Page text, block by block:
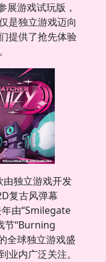
展游戏试玩版，
是独立游戏迈向
提供了抢先体验
由独立游戏开发
复古风弹幕
由“Smilegate
节“Burning
全球独立游戏盛
业内广泛关注。